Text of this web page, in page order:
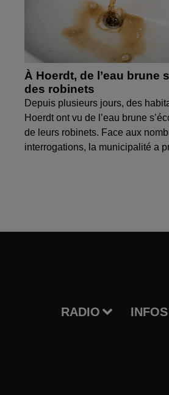
À Hoerdt, de l’eau brune
des robinets
Depuis plusieurs jours, des
Hoerdt ont vu de l’eau brune
de leurs robinets. Face aux
interrogations, la municipalité a
RADIO INFOS